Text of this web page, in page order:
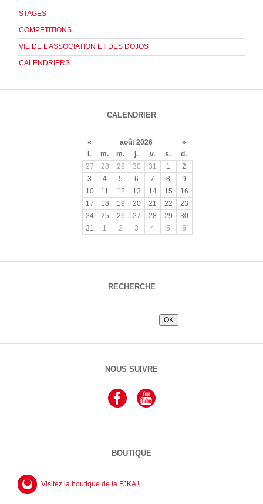
STAGES
COMPETITIONS
VIE DE L’ASSOCIATION ET DES DOJOS
CALENDRIERS
CALENDRIER
« août 2026
»
l.
m. m. j. v. s.
d.
27
28 29 30 31 1
2
3
4 5 6 7 8
9
10
11 12 13 14 15
16
17
18 19 20 21 22
23
24
25 26 27 28 29
30
31
1 2 3 4 5 6
RECHERCHE
NOUS SUIVRE
BOUTIQUE
Visitez la boutique de la FJKA !